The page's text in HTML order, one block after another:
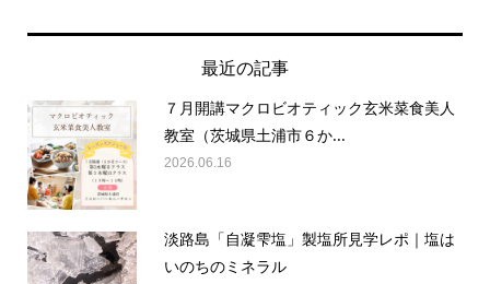
最近の記事
７月開講マクロビオティック玄米菜食美人
教室（茨城県土浦市６か...
2026.06.16
淡路島「自凝雫塩」製塩所見学レポ｜塩は
いのちのミネラル